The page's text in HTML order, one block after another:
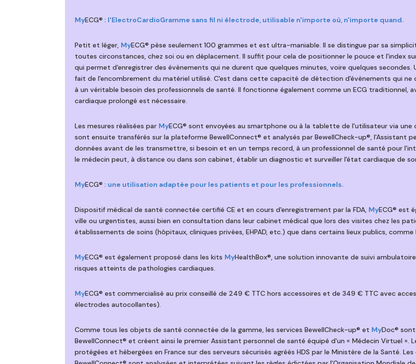
MyECG® : l'ElectroCardioGramme sans fil ni électrode, utilisable n'importe où, n'importe quand.
Petit et léger, MyECG® pèse seulement 100 grammes et est ultra-maniable. Il se distingue par sa
toutes circonstances, chez soi ou en déplacement. Il suffit pour cela de positionner le pouce et l'index
qui permet d'enregistrer des évènements qui ne durent que quelques minutes, voire quelques
fait de l'encombrement du matériel utilisé. C'est dans cette capacité de détection d'évènements qui ne
à un véritable besoin des professionnels de santé. Il fonctionne également comme un ECG traditionnel,
cardiaque prolongé est nécessaire.
Les mesures réalisées par MyECG® sont envoyées au smartphone ou à la tablette de l'utilisateur via
sont ensuite transférés sur la plateforme BewellConnect® et analysés par BewellCheck-up®, l'Assistant
données avant de les transmettre, si besoin et en un temps record, à un professionnel de santé pour
le médecin peut, à distance ou dans son cabinet, établir un diagnostic et surveiller l'état cardiaque de
MyECG® : une utilisation adaptée pour les patients et pour les professionnels.
Dispositif médical de santé connectée certifié CE et en cours d'enregistrement par la FDA, MyECG® est
ville ou urgentistes, aussi bien en consultation dans leur cabinet médical que lors des visites chez les
établissements de soins (hôpitaux, cliniques privées, EHPAD, etc.) que dans certains lieux publics,
MyECG® est également proposé dans les kits MyHealthBox®, une solution innovante de suivi
risques atteints de pathologies cardiaques.
MyECG® est commercialisé au prix conseillé de 249 € TTC hors accessoires et de 349 € TTC avec
électrodes autocollantes).
Comme tous les objets de santé connectée de la gamme, les services BewellCheck-up® et MyDoc®
BewellConnect® et créent ainsi le premier Assistant personnel de santé équipé d'un « Médecin Virtuel ».
protégées et hébergées en France sur des serveurs sécurisés agréés HDS par le Ministère de la Santé.